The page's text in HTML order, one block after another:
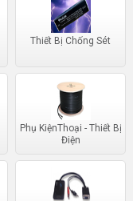
Thiết Bị Chống Sét
Phụ KiệnThoại - Thiết Bị
Điện